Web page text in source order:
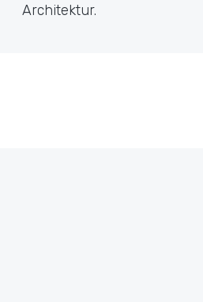
Architektur.